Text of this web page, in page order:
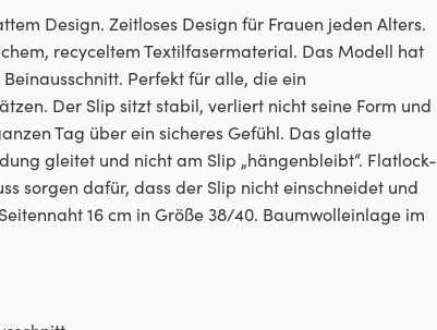
Design. Zeitloses Design für Frauen jeden Alters.
recyceltem Textilfasermaterial. Das Modell hat
Perfekt für alle, die ein
Der Slip sitzt stabil, verliert nicht seine Form und
Tag über ein sicheres Gefühl. Das glatte
gleitet und nicht am Slip „hängenbleibt“. Flatlock-
sorgen dafür, dass der Slip nicht einschneidet und
16 cm in Größe 38/40. Baumwolleinlage im